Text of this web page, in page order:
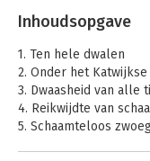
Caribische cultuur
en schrijven in het
van schaamte;
macht en onmacht;
Nederlands-Caribische
Daarnaast is Broek
Inhoudsopgave
1. Ten hele dwalen
2. Onder het
3. Dwaasheid van alle
4. Reikwijdte van
5. Schaamteloos